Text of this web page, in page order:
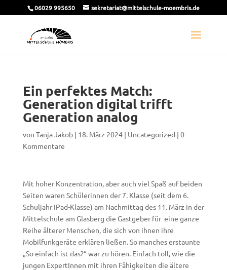
06029 995650 sekretariat@mittelschule-moembris.de
Ein perfektes Match:
Generation digital trifft
Generation analog
von Tanja Jakob| 18. März 2024| Uncategorized | 0
Kommentare
Mit hoher Konzentration, aber auch viel Spaß auf beiden
Seiten waren Schülerinnen der 7. Klasse (seit dem 6.
Schuljahr IPad-Klasse) am Nachmittag des 11. März in der
Mittelschule am Glasberg die Gastgeber für eine ganze
Reihe älterer Menschen, die sich von ihnen ihre
Mobilfunkgeräte erklären ließen. So manches erstaunte
„So einfach ist das?“ war zu hören. Einfach toll, wie die
jungen ExpertInnen mit ihren Fähigkeiten die ältere